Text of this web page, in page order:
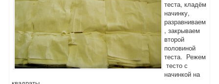
теста, кладём
начинку,
разравниваем
, закрываем
второй
половиной
теста. Режем
тесто с
начинкой на